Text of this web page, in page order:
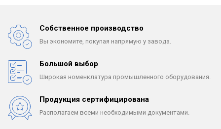
Собственное производство
Вы экономите, покупая напрямую у завода.
Большой выбор
Широкая номенклатура промышленного оборудования.
Продукция сертифицирована
Располагаем всеми необходимыми документами.